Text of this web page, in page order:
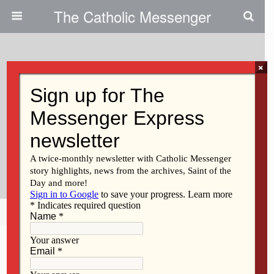
The Catholic Messenger
Candidatos Al Diaconado
Permanente Llegan A Una
Nueva Comprensión De Los
Católicos Hispanos
Share Tweet Pin
×